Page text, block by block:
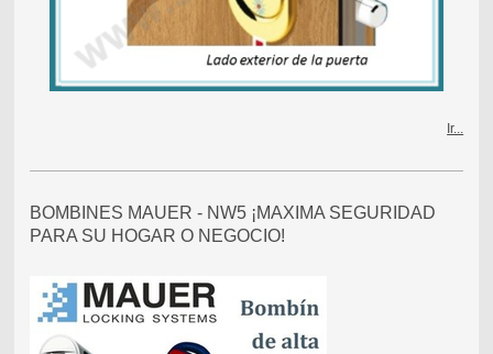
Ir...
BOMBINES MAUER - NW5 ¡MAXIMA SEGURIDAD
PARA SU HOGAR O NEGOCIO!